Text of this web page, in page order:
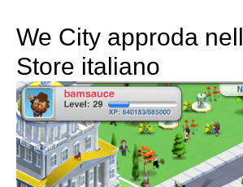
We City approda
Store italiano